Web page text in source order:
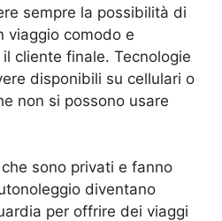
sempre la possibilità di
viaggio comodo e
cliente finale. Tecnologie
disponibili su cellulari o
non si possono usare
sono privati e fanno
diventano
per offrire dei viaggi